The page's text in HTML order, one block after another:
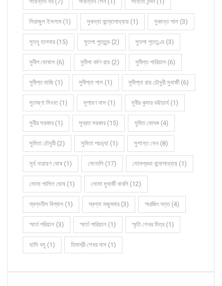
সিরাজুল ইসলাম (1) সুকন্যা বন্দ্যোপাধ্যায় (1) সুকান্ত পাল (3)
সুতনু হালদার (15) সুতপা পুততুন্ড (2) সুতপা পূততুণ্ড (3)
সুদীপ ঘোষাল (6) সুদীপা বর্মণ রায় (2) সুদীপ্ত পারিয়াল (6)
সুদীপ্ত মাজি (1) সুদীপ্তা পাল (1) সুদীপ্তা রায় চৌধুরী মুখার্জী (6)
সুদেষ্ণা সিনহা (1) সুপায়ণ দাস (1) সুবীর কুমার ভট্টাচার্য (1)
সুবীর সরকার (1) সুব্রত সরকার (15) সুমিত মোদক (4)
সুমিতা চৌধুরী (2) সুমিতা পয়ড়্যা (1) সুশান্ত সেন (8)
সূর্য নারায়ণ ঘোষ (1) সোনালি (17) সোমপ্রভা বন্দোপাধ্যায় (1)
সোমা পালিত ঘোষ (1) সোমা মুখার্জী বাবলি (12)
স্বপ্ননীল বিশ্বাস (1) স্বপ্না মজুমদার (3) স্মরজিৎ দত্ত (4)
স্মার্ত পরিয়াল (3) স্মার্ত পারিয়াল (1) স্মৃতি শেখর মিত্র (1)
হাসি বসু (1) হিমাদ্রী শেখর দাস (1)